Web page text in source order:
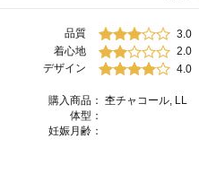
品質
3.0
着心地
2.0
デザイン
4.0
購入商品： 杢チャコール, LL
体型：
妊娠月齢：